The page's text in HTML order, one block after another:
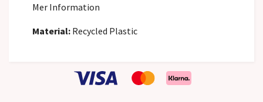
Mer Information
Material: Recycled Plastic